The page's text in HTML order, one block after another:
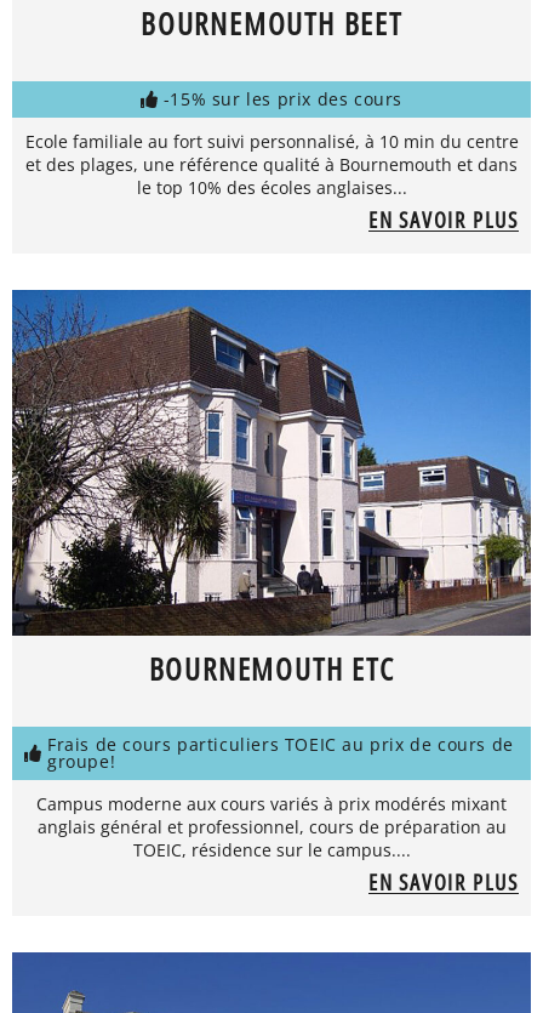
BOURNEMOUTH BEET
-15% sur les prix des cours
Ecole familiale au fort suivi personnalisé, à 10 min du centre
et des plages, une référence qualité à Bournemouth et dans
le top 10% des écoles anglaises...
EN SAVOIR PLUS
BOURNEMOUTH ETC
Frais de cours particuliers TOEIC au prix de cours de
groupe!
Campus moderne aux cours variés à prix modérés mixant
anglais général et professionnel, cours de préparation au
TOEIC, résidence sur le campus....
EN SAVOIR PLUS